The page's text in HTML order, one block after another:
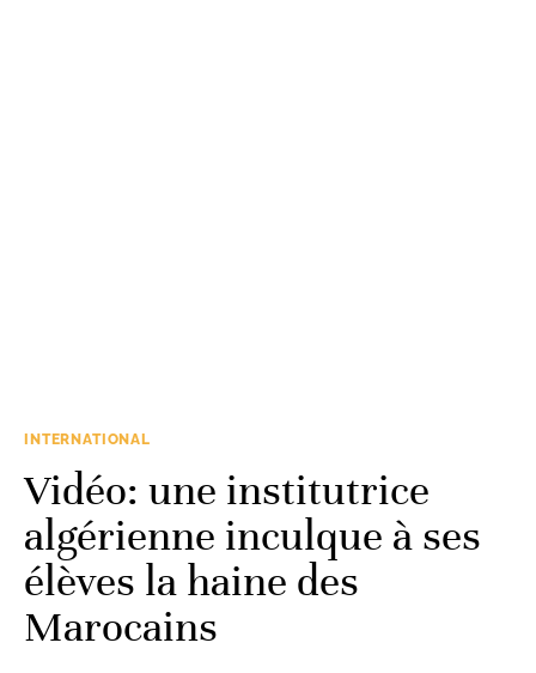
INTERNATIONAL
Vidéo: une institutrice
algérienne inculque à ses
élèves la haine des
Marocains